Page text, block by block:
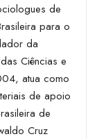
de
para o
da
Ciências e
atua como
de apoio
de
Cruz